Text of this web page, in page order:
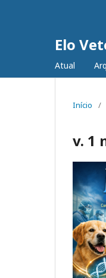
Elo
Atual
Início /
v. 1